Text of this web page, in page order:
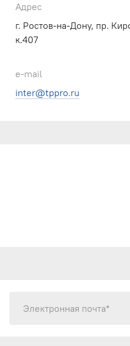
Адрес
г. Ростов-на-Дону, пр.
к.407
e-mail
inter@tppro.ru
Электронная почта*